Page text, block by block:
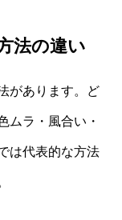
法の違い
があります。ど
ムラ・風合い・
は代表的な方法